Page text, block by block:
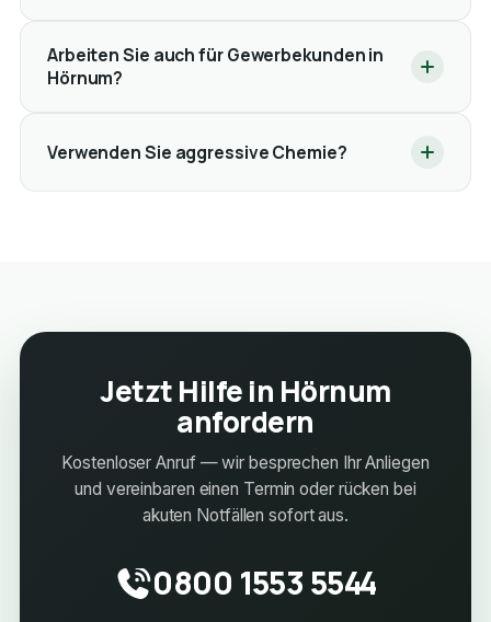
Arbeiten Sie auch für Gewerbekunden in
Hörnum?
Verwenden Sie aggressive Chemie?
Jetzt Hilfe in Hörnum
anfordern
Kostenloser Anruf — wir besprechen Ihr Anliegen
und vereinbaren einen Termin oder rücken bei
akuten Notfällen sofort aus.
0800 1553 5544